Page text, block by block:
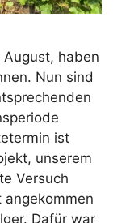
haben
Nun sind
ist
unserem
Versuch
Dafür war